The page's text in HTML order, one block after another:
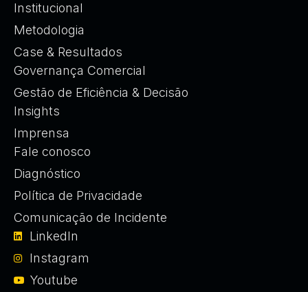
Institucional
Metodologia
Case & Resultados
Governança Comercial
Gestão de Eficiência & Decisão
Insights
Imprensa
Fale conosco
Diagnóstico
Política de Privacidade
Comunicação de Incidente
LinkedIn
Instagram
Youtube